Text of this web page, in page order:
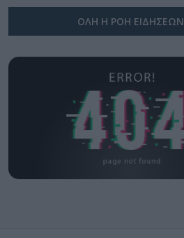
ΟΛΗ Η ΡΟΗ ΕΙΔΗΣΕΩΝ